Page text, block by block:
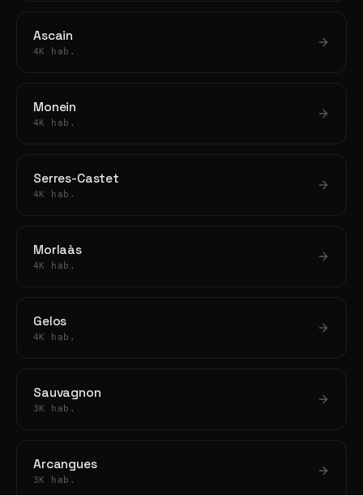
Ascain
4K hab.
Monein
4K hab.
Serres-Castet
4K hab.
Morlaàs
4K hab.
Gelos
4K hab.
Sauvagnon
3K hab.
Arcangues
3K hab.